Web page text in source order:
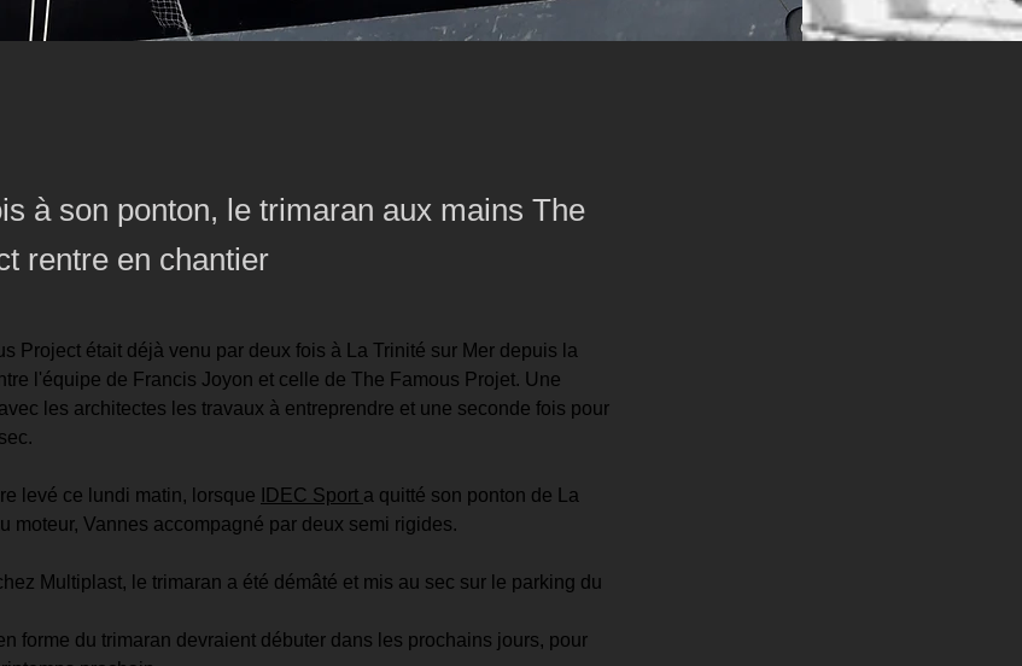
à son ponton, le trimaran aux mains The
rentre en chantier
Project était déjà venu par deux fois à La Trinité sur Mer depuis la
l'équipe de Francis Joyon et celle de The Famous Projet. Une
les architectes les travaux à entreprendre et une seconde fois pour
levé ce lundi matin, lorsque IDEC Sport a quitté son ponton de La
moteur, Vannes accompagné par deux semi rigides.
Multiplast, le trimaran a été démâté et mis au sec sur le parking du
forme du trimaran devraient débuter dans les prochains jours, pour